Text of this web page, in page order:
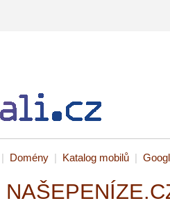
| Domény | Katalog mobilů |